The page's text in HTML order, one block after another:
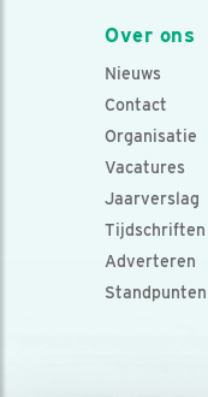
Over ons
Nieuws
Contact
Organisatie
Vacatures
Jaarverslag
Tijdschriften
Adverteren
Standpunten